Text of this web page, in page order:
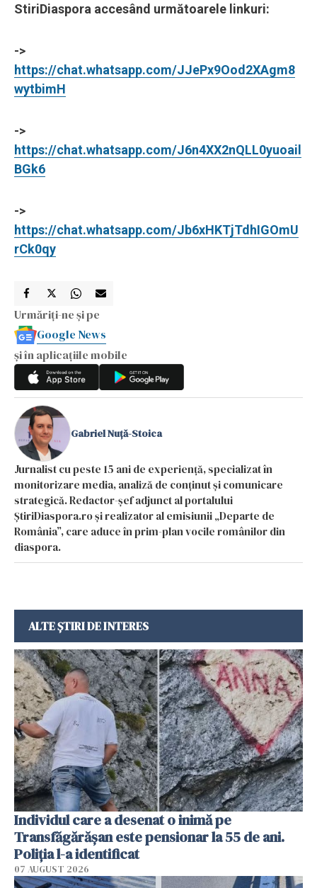
StiriDiaspora accesând următoarele linkuri:
->
https://chat.whatsapp.com/JJePx9Ood2XAgm8
wytbimH
->
https://chat.whatsapp.com/J6n4XX2nQLL0yuoail
BGk6
->
https://chat.whatsapp.com/Jb6xHKTjTdhIGOmU
rCk0qy
Urmăriți-ne și pe
Google News
și în aplicațiile mobile
Gabriel Nuță-Stoica
Jurnalist cu peste 15 ani de experiență, specializat în
monitorizare media, analiză de conținut și comunicare
strategică. Redactor-șef adjunct al portalului
ȘtiriDiaspora.ro și realizator al emisiunii „Departe de
România”, care aduce în prim-plan vocile românilor din
diaspora.
ALTE ȘTIRI DE INTERES
Individul care a desenat o inimă pe
Transfăgărășan este pensionar la 55 de ani.
Poliția l-a identificat
07 AUGUST 2026